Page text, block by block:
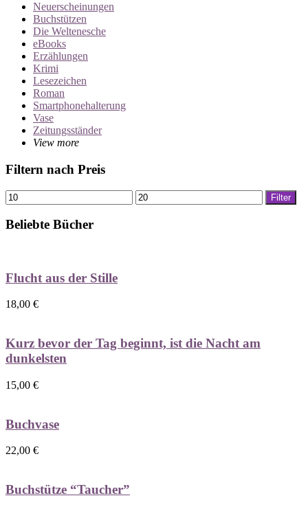
Neuerscheinungen
Buchstützen
Die Weltenesche
eBooks
Erzählungen
Krimi
Lesezeichen
Roman
Smartphonehalterung
Vase
Zeitungsständer
View more
Filtern nach Preis
Min.
Preis
Max.
Preis
Filter
Beliebte Bücher
Flucht aus der Stille
18,00 €
Kurz bevor der Tag beginnt, ist die Nacht am
dunkelsten
15,00 €
Buchvase
22,00 €
Buchstütze “Taucher”